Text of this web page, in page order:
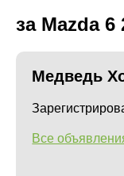
за Mazda 6
Медведь
Все